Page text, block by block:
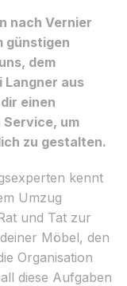
nach Vernier
günstigen
dem
Langner aus
einen
um
zu gestalten.
kennt
Umzug
und Tat zur
Möbel, den
Organisation
diese Aufgaben